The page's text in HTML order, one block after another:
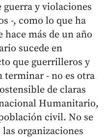
y violaciones
-, como lo que ha
hace más de un año
sucede en
que guerrilleros y
- no es otra
de claras
Humanitario,
civil. No se
organizaciones